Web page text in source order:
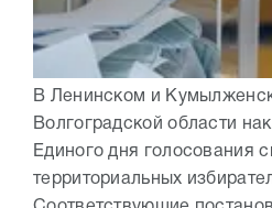
В Ленинском и
Волгоградской области
Единого дня голосования
территориальных